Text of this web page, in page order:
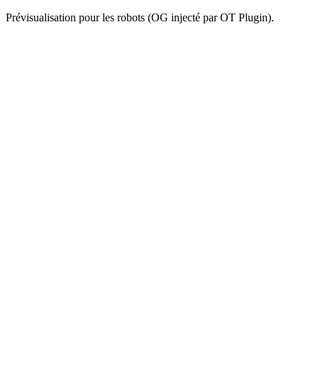
Prévisualisation pour les robots (OG injecté par OT Plugin).